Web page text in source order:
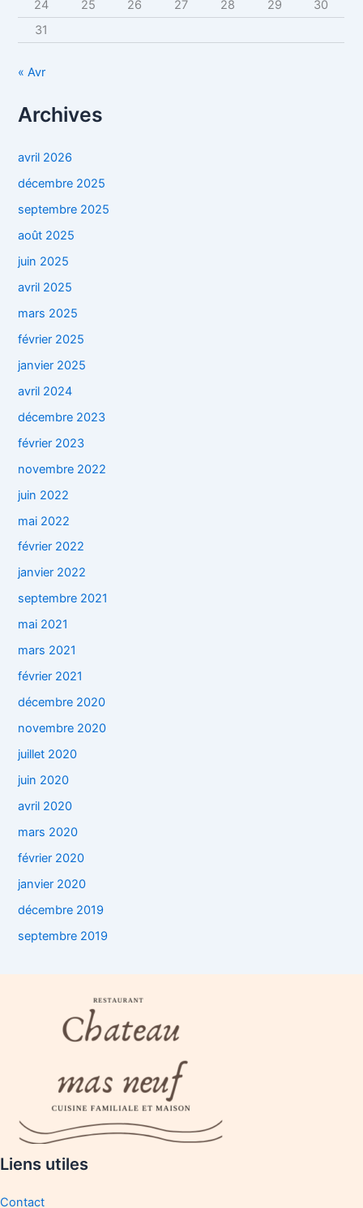
24
25 26 27 28 29
30
31
« Avr
Archives
avril 2026
décembre 2025
septembre 2025
août 2025
juin 2025
avril 2025
mars 2025
février 2025
janvier 2025
avril 2024
décembre 2023
février 2023
novembre 2022
juin 2022
mai 2022
février 2022
janvier 2022
septembre 2021
mai 2021
mars 2021
février 2021
décembre 2020
novembre 2020
juillet 2020
juin 2020
avril 2020
mars 2020
février 2020
janvier 2020
décembre 2019
septembre 2019
Liens utiles
Contact